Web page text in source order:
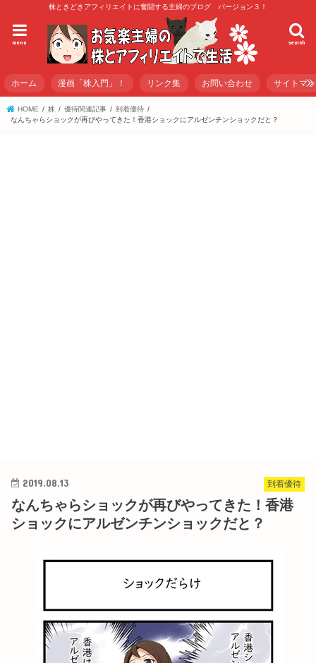
株ときどきアフィリエイトに奮闘する主婦のブログ バージョン３！
search
menu
ホーム 漫画「株入門」！ リンク集 お問い合わせ サイトマ
HOME 株 優待関連記事
到着優待
なんちゃらショックが再びやってきた！香港ショックにアルゼンチンショックだと？
到着優待
2019.08.13
なんちゃらショックが再びやってきた！香港
ショックにアルゼンチンショックだと？